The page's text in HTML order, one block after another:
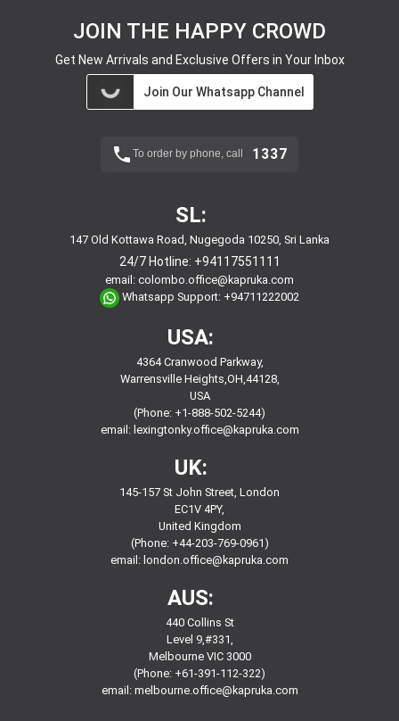
JOIN THE HAPPY CROWD
Get New Arrivals and Exclusive Offers in Your Inbox
Join Our Whatsapp Channel
To order by phone, call 1337
SL:
147 Old Kottawa Road, Nugegoda 10250, Sri Lanka
24/7 Hotline: +94117551111
email: colombo.office@kapruka.com
Whatsapp Support: +94711222002
USA:
4364 Cranwood Parkway,
Warrensville Heights,OH,44128,
USA
(Phone: +1-888-502-5244)
email: lexingtonky.office@kapruka.com
UK:
145-157 St John Street, London
EC1V 4PY,
United Kingdom
(Phone: +44-203-769-0961)
email: london.office@kapruka.com
AUS:
440 Collins St
Level 9,#331,
Melbourne VIC 3000
(Phone: +61-391-112-322)
email: melbourne.office@kapruka.com